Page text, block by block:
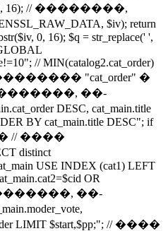
0, 16); // ��������,
$iv); return
0, 16); $q = str_replace(' ',
// MIN(catalog2.cat_order)
"cat_order" �
��-
DESC, cat_main.title
BY cat_main.title DESC"; if
// ����
USE INDEX (cat1) LEFT
OR
�������, ��-
LIMIT $start,$pp;"; // ����